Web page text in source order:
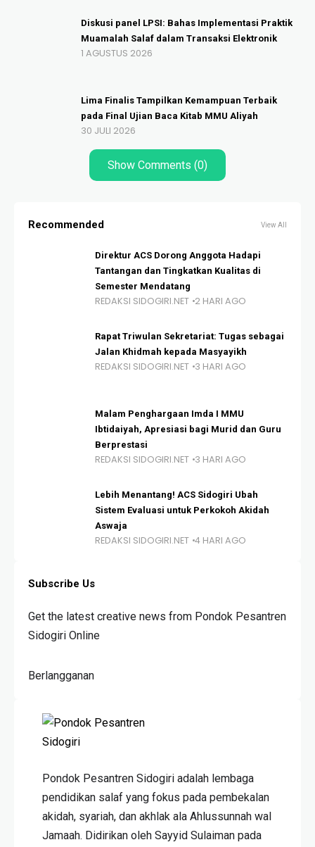
Diskusi panel LPSI: Bahas Implementasi Praktik
Muamalah Salaf dalam Transaksi Elektronik
1 AGUSTUS 2026
Lima Finalis Tampilkan Kemampuan Terbaik
pada Final Ujian Baca Kitab MMU Aliyah
30 JULI 2026
Show Comments (0)
Recommended View All
Direktur ACS Dorong Anggota Hadapi
Tantangan dan Tingkatkan Kualitas di
Semester Mendatang
REDAKSI SIDOGIRI.NET 2 HARI AGO
Rapat Triwulan Sekretariat: Tugas sebagai
Jalan Khidmah kepada Masyayikh
REDAKSI SIDOGIRI.NET 3 HARI AGO
Malam Penghargaan Imda I MMU
Ibtidaiyah, Apresiasi bagi Murid dan Guru
Berprestasi
REDAKSI SIDOGIRI.NET 3 HARI AGO
Lebih Menantang! ACS Sidogiri Ubah
Sistem Evaluasi untuk Perkokoh Akidah
Aswaja
REDAKSI SIDOGIRI.NET 4 HARI AGO
Subscribe Us
Get the latest creative news from Pondok Pesantren
Sidogiri Online
Berlangganan
Pondok Pesantren Sidogiri adalah lembaga
pendidikan salaf yang fokus pada pembekalan
akidah, syariah, dan akhlak ala Ahlussunnah wal
Jamaah. Didirikan oleh Sayyid Sulaiman pada